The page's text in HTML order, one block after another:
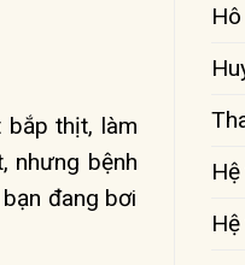
thịt, làm
nhưng bệnh
đang bơi